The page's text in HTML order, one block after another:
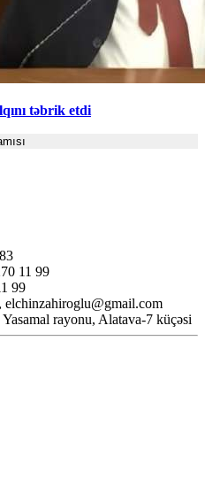
təbrik etdi
11 99
99
, elchinzahiroglu@gmail.com
rayonu, Alatava-7 küçəsi